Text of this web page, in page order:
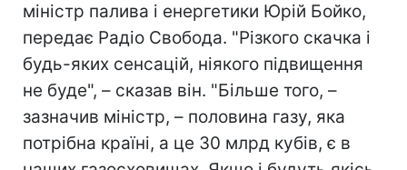
міністр палива і енергетики Юрій Бойко,
передає Радіо Свобода. "Різкого скачка і
будь-яких сенсацій, ніякого підвищення
не буде", – сказав він. "Більше того, –
зазначив міністр, – половина газу, яка
потрібна країні, а це 30 млрд кубів, є в